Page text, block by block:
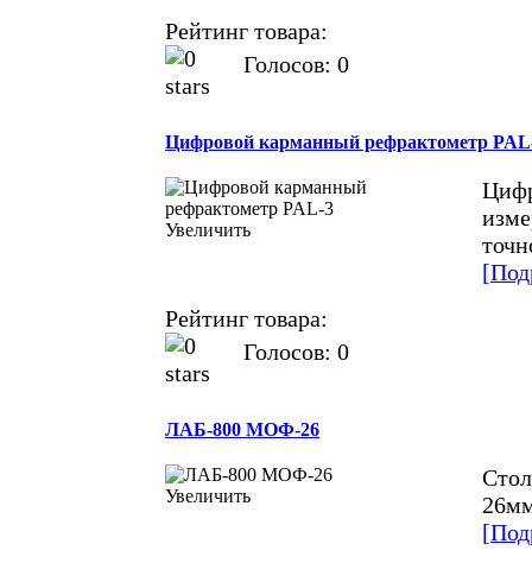
Рейтинг товара:
Голосов: 0
Цифровой карманный рефрактометр
Увеличить
Рейтинг товара:
Голосов: 0
ЛАБ-800 МОФ-26
Увеличить